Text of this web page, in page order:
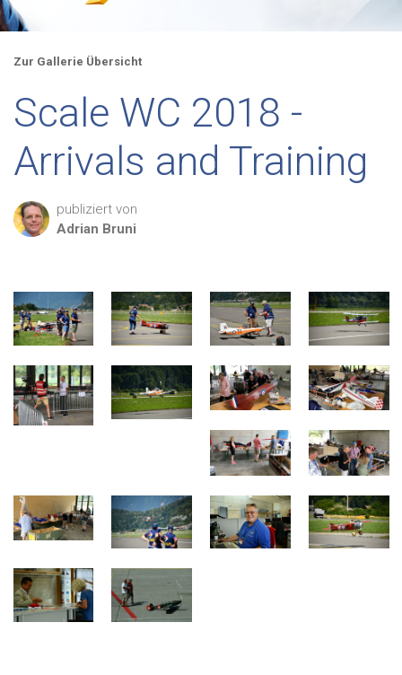
Zur Gallerie Übersicht
Scale WC 2018 -
Arrivals and Training
publiziert von
Adrian Bruni